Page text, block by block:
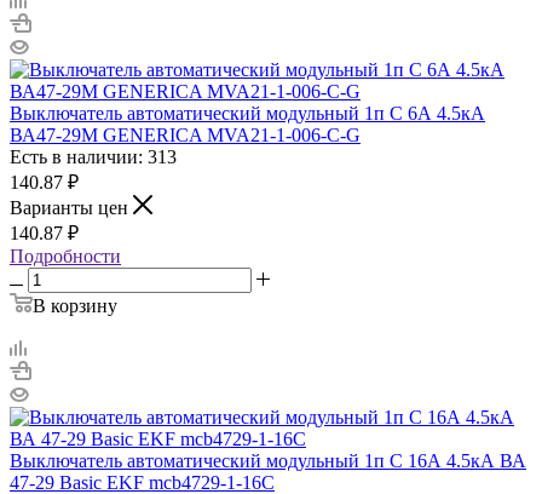
Выключатель автоматический модульный 1п C 6А 4.5кА
ВА47-29М GENERICA MVA21-1-006-C-G
Есть в наличии: 313
140.87 ₽
Варианты цен
140.87 ₽
Подробности
В корзину
Выключатель автоматический модульный 1п C 16А 4.5кА ВА
47-29 Basic EKF mcb4729-1-16C